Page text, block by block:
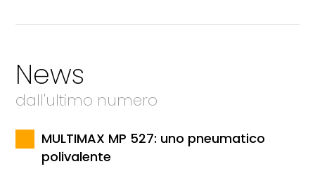
News
dall'ultimo numero
MULTIMAX MP 527: uno pneumatico
polivalente